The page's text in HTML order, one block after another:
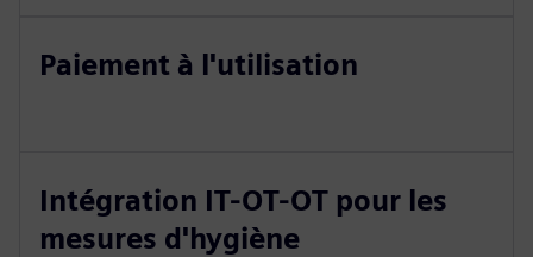
Paiement à l'utilisation
Intégration IT-OT-OT pour les
mesures d'hygiène